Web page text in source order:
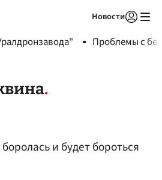
Новости
Проблемы с
и будет бороться